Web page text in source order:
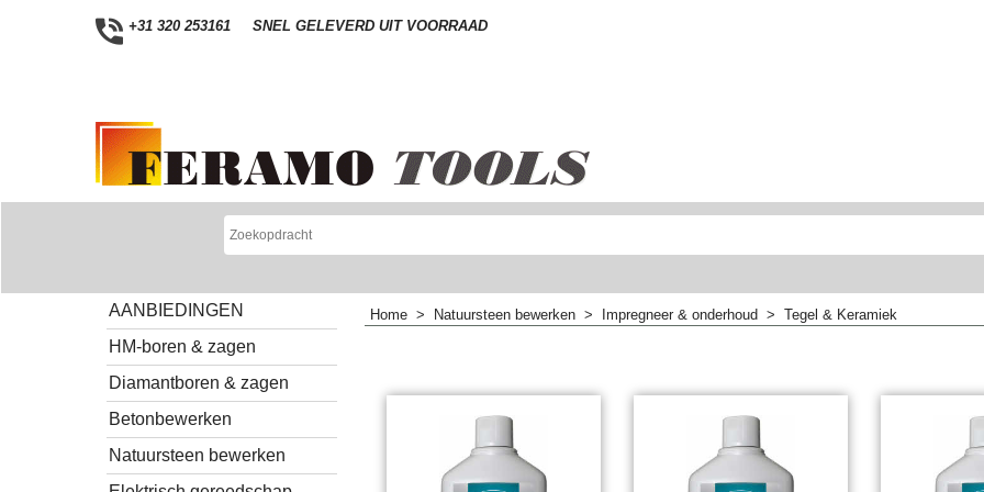
+31 320 253161 SNEL GELEVERD UIT VOORRAAD
AANBIEDINGEN
HM-boren & zagen
Diamantboren & zagen
Betonbewerken
Natuursteen bewerken
Home > Natuursteen bewerken > Impregneer & onderhoud > Tegel & Keramiek